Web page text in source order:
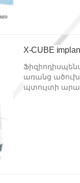
X-CUBE
առանց ածուխի
պտույտի